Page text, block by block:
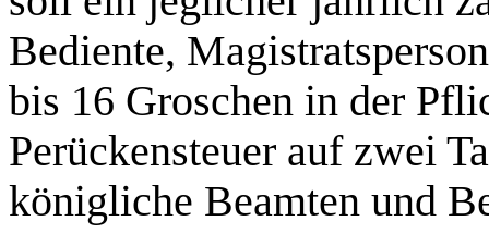
Bediente,
bis 16 Groschen in der
Perückensteuer auf zwei
königliche Beamten und